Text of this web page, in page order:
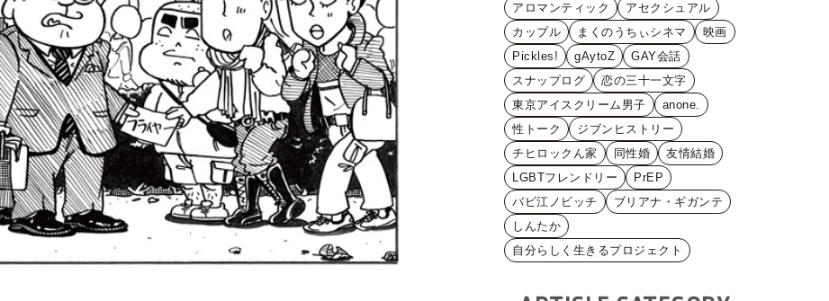
アロマンティック
アセクシュアル
カップル
まくのうちぃシネマ
映画
Pickles!
gAytoZ
GAY会話
スナップログ
恋の三十一文字
東京アイスクリーム男子
anone.
性トーク
ジブンヒストリー
チヒロックん家
同性婚
友情結婚
LGBTフレンドリー
PrEP
バビ江ノビッチ
ブリアナ・ギガンテ
しんたか
自分らしく生きるプロジェクト